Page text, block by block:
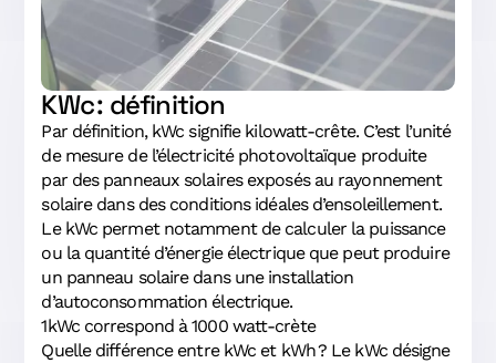
KWc : définition
Par définition, kWc signifie kilowatt-crête. C’est l’unité
de mesure de l’électricité photovoltaïque produite
par des panneaux solaires exposés au rayonnement
solaire dans des conditions idéales d’ensoleillement.
Le kWc permet notamment de calculer la puissance
ou la quantité d’énergie électrique que peut produire
un panneau solaire dans une installation
d’autoconsommation électrique.
1kWc correspond à 1000 watt-crète
Quelle différence entre kWc et kWh ? Le kWc désigne